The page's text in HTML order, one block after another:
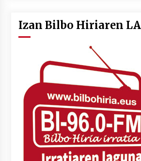
Izan Bilbo Hiriaren